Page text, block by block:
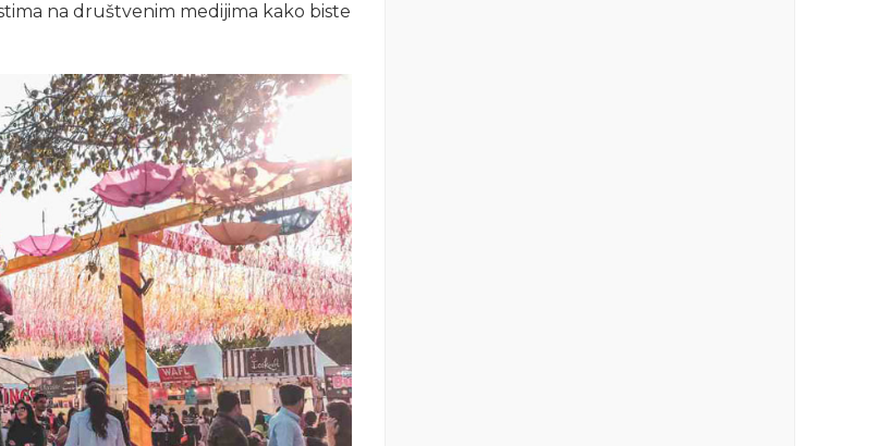
na društvenim medijima kako biste